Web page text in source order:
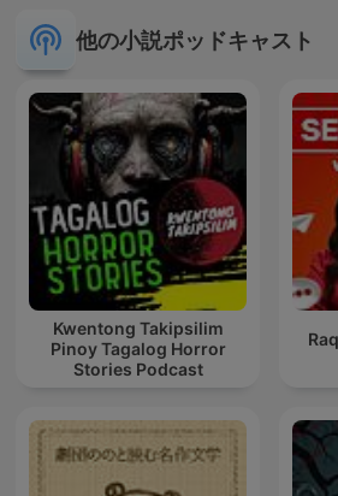
他の小説ポッドキャスト
Kwentong Takipsilim
Pinoy Tagalog Horror
Stories Podcast